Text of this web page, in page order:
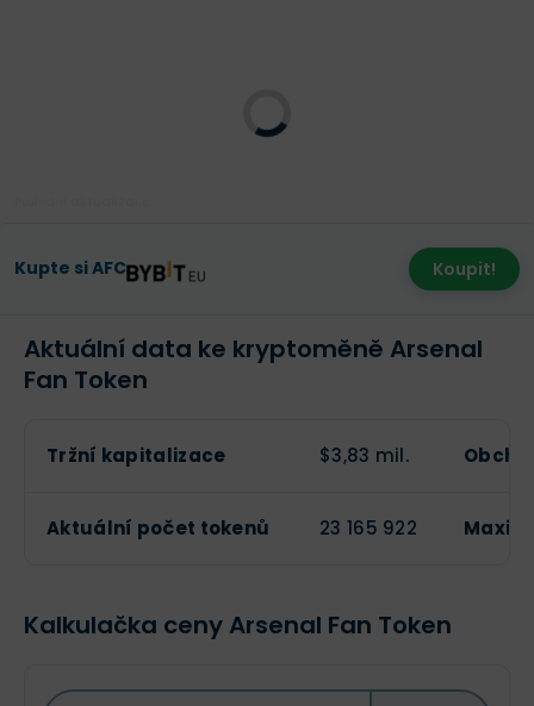
Kupte si AFC Koupit!
Aktuální data ke kryptoměně Arsenal
Fan Token
Tržní kapitalizace $3,83 mil.
Aktuální počet tokenů 23 165 922
Kalkulačka ceny Arsenal Fan Token